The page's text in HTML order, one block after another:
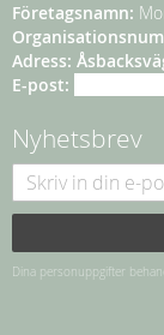
Företagsnamn:
Adress:
E-post:
Nyhetsbrev
Dina personuppgifter